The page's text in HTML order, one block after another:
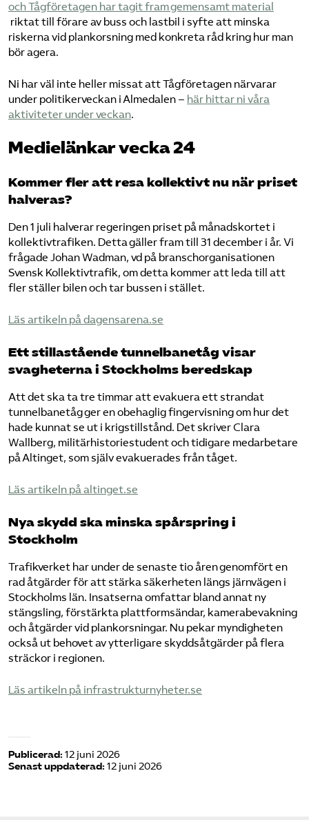
och Tågföretagen har tagit fram gemensamt material​
riktat till förare av buss och lastbil i syfte att minska
riskerna vid plankorsning med konkreta råd kring hur man
bör agera.
Ni har väl inte heller missat att Tågföretagen närvarar
under politikerveckan i Almedalen – ​här hittar ni våra
aktiviteter under veckan​.
Medielänkar vecka 24
Kommer fler att resa kollektivt nu när priset
halveras?
Den 1 juli halverar regeringen priset på månadskortet i
kollektivtrafiken. Detta gäller fram till 31 december i år. Vi
frågade Johan Wadman, vd på branschorganisationen
Svensk Kollektivtrafik, om detta kommer att leda till att
fler ställer bilen och tar bussen i stället.
​Läs artikeln på dagensarena.se​
Ett stillastående tunnelbanetåg visar
svagheterna i Stockholms beredskap
Att det ska ta tre timmar att evakuera ett strandat
tunnelbanetåg ger en obehaglig fingervisning om hur det
hade kunnat se ut i krigstillstånd. Det skriver Clara
Wallberg, militärhistoriestudent och tidigare medarbetare
på Altinget, som själv evakuerades från tåget.
​Läs artikeln på altinget.se​
Nya skydd ska minska spårspring i
Stockholm
Trafikverket har under de senaste tio åren genomfört en
rad åtgärder för att stärka säkerheten längs järnvägen i
Stockholms län. Insatserna omfattar bland annat ny
stängsling, förstärkta plattformsändar, kamerabevakning
och åtgärder vid plankorsningar. Nu pekar myndigheten
också ut behovet av ytterligare skyddsåtgärder på flera
sträckor i regionen.
​Läs artikeln på infrastrukturnyheter.se​
Publicerad: 12 juni 2026
Senast uppdaterad: 12 juni 2026